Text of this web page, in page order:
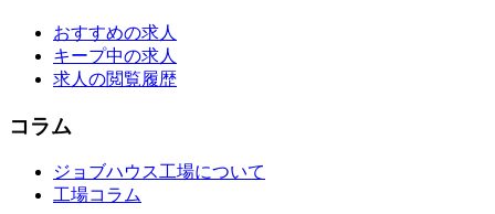
おすすめの求人
キープ中の求人
求人の閲覧履歴
コラム
ジョブハウス工場について
工場コラム